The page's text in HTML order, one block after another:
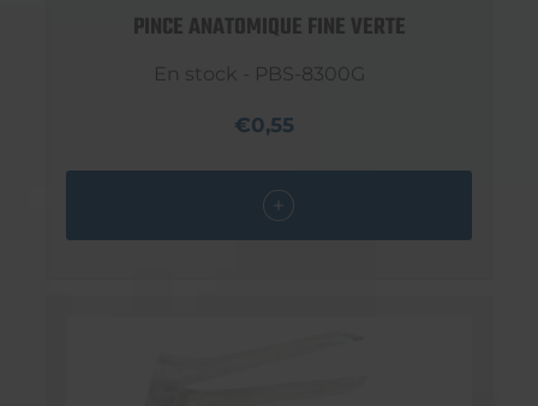
PINCE ANATOMIQUE FINE VERTE
En stock - PBS-8300G
€0,55